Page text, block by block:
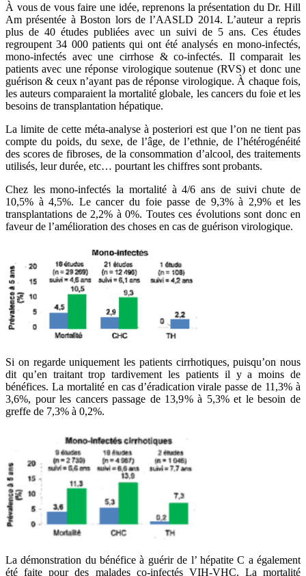
À vous de vous faire une idée, reprenons la présentation du Dr. Hill
Am présentée à Boston lors de l’AASLD 2014. L’auteur a repris
plus de 40 études publiées avec un suivi de 5 ans. Ces études
regroupent 34 000 patients qui ont été analysés en mono-infectés,
mono-infectés avec une cirrhose & co-infectés. Il comparait les
patients avec une réponse virologique soutenue (RVS) et donc une
guérison & ceux n’ayant pas de réponse virologique. À chaque fois,
les auteurs comparaient la mortalité globale, les cancers du foie et les
besoins de transplantation hépatique.
La limite de cette méta-analyse à posteriori est que l’on ne tient pas
compte du poids, du sexe, de l’âge, de l’ethnie, de l’hétérogénéité
des scores de fibroses, de la consommation d’alcool, des traitements
utilisés, leur durée, etc… pourtant les chiffres sont probants.
Chez les mono-infectés la mortalité à 4/6 ans de suivi chute de
10,5% à 4,5%. Le cancer du foie passe de 9,3% à 2,9% et les
transplantations de 2,2% à 0%. Toutes ces évolutions sont donc en
faveur de l’amélioration des choses en cas de guérison virologique.
Si on regarde uniquement les patients cirrhotiques, puisqu’on nous
dit qu’en traitant trop tardivement les patients il y a moins de
bénéfices. La mortalité en cas d’éradication virale passe de 11,3% à
3,6%, pour les cancers passage de 13,9% à 5,3% et le besoin de
greffe de 7,3% à 0,2%.
La démonstration du bénéfice à guérir de l’ hépatite C a également
été faite pour des malades co-infectés VIH-VHC. La mortalité